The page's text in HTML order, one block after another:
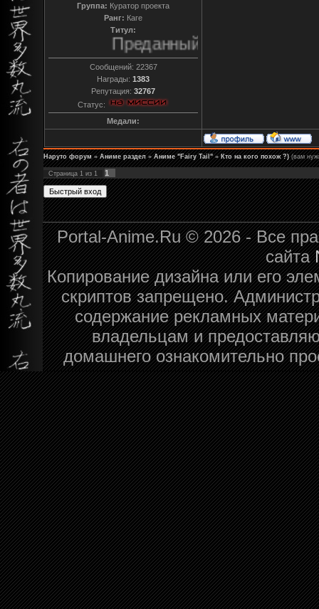
Группа: Куратор проекта
Ранг: Каге
Титул:
Преданный
Сообщений: 22367
Награды: 1383
Репутация: 32767
Статус:
Медали:
Наруто форум » Аниме раздел » Аниме "Fairy Tail" » Кто на кого похож ?) (вам
Страница 1 из 1 1
Portal-Anime.Ru © 2026 - Все
сайта
Копирование дизайна или его
скриптов запрещено.
содержание рекламных
владельцам и
домашнего ознакомительно